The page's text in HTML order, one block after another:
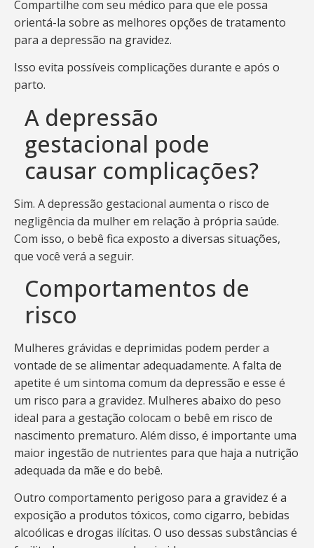
Compartilhe com seu médico para que ele possa
orientá-la sobre as melhores opções de tratamento
para a depressão na gravidez.
Isso evita possíveis complicações durante e após o
parto.
A depressão
gestacional pode
causar complicações?
Sim. A depressão gestacional aumenta o risco de
negligência da mulher em relação à própria saúde.
Com isso, o bebê fica exposto a diversas situações,
que você verá a seguir.
Comportamentos de
risco
Mulheres grávidas e deprimidas podem perder a
vontade de se alimentar adequadamente. A falta de
apetite é um sintoma comum da depressão e esse é
um risco para a gravidez. Mulheres abaixo do peso
ideal para a gestação colocam o bebê em risco de
nascimento prematuro. Além disso, é importante uma
maior ingestão de nutrientes para que haja a nutrição
adequada da mãe e do bebê.
Outro comportamento perigoso para a gravidez é a
exposição a produtos tóxicos, como cigarro, bebidas
alcoólicas e drogas ilícitas. O uso dessas substâncias é